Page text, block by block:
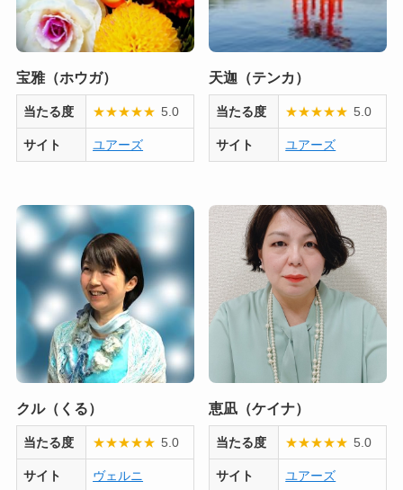
宝雅（ホウガ）
当たる度 ★★★★★ 5.0
サイト ユアーズ
天迦（テンカ）
当たる度 ★★★★★ 5.0
サイト ユアーズ
クル（くる）
当たる度 ★★★★★ 5.0
サイト ヴェルニ
恵凪（ケイナ）
当たる度 ★★★★★ 5.0
サイト ユアーズ